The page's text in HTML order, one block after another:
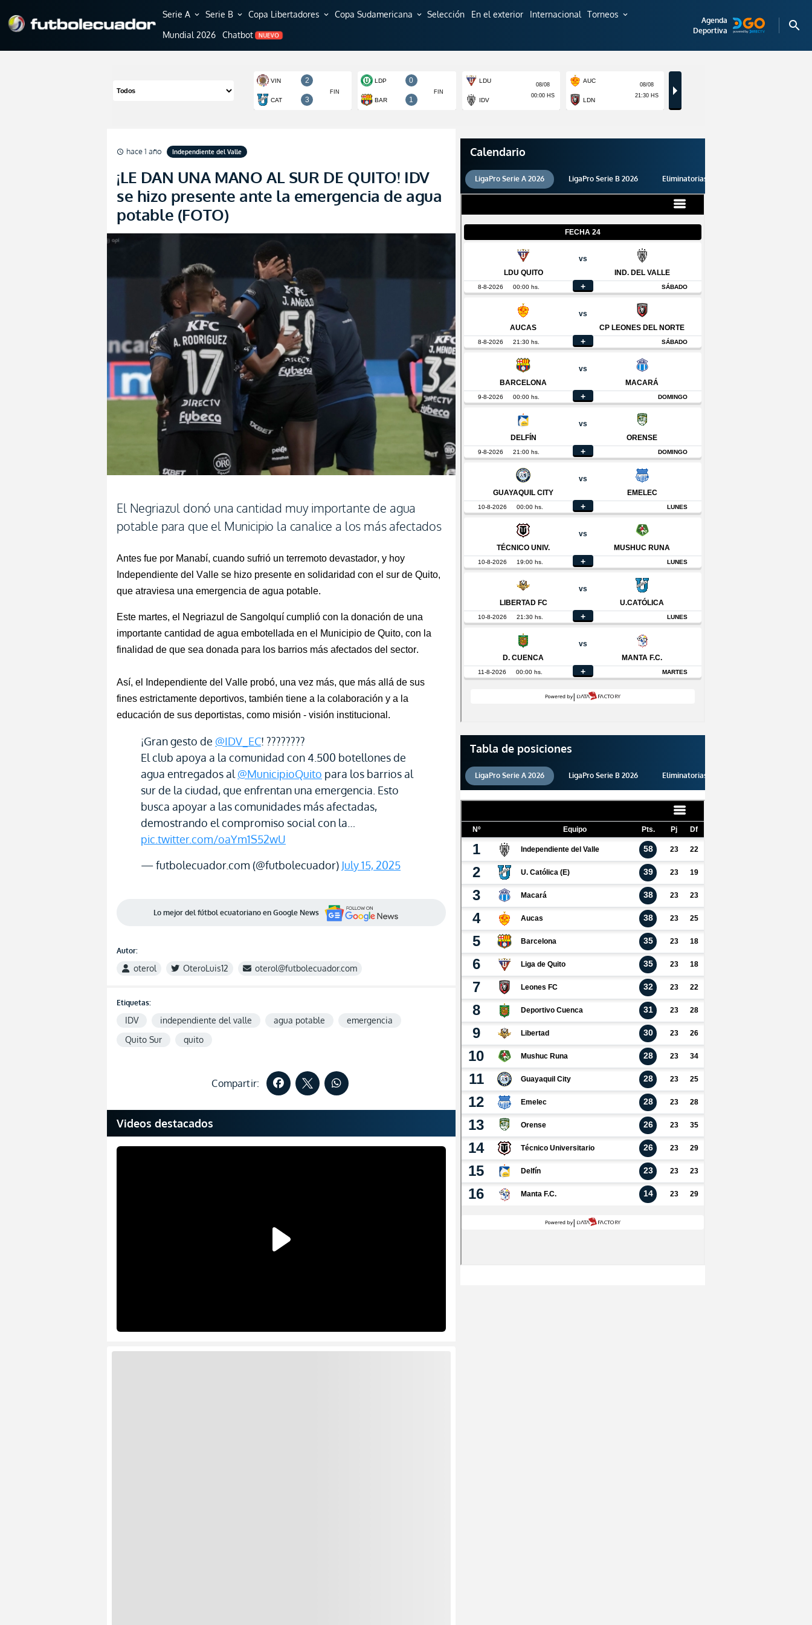
Serie A expand_more Serie B expand_more Copa Libertadores expand_more Copa Sudamericana expand_more Selección En el exterior Internacional Torneos expand_more
Mundial 2026 Chatbot NUEVO
Agenda
Deportiva
search
schedule hace 1 año Independiente del Valle
¡LE DAN UNA MANO AL SUR DE QUITO! IDV
se hizo presente ante la emergencia de agua
potable (FOTO)
El Negriazul donó una cantidad muy importante de agua
potable para que el Municipio la canalice a los más afectados
Antes fue por Manabí, cuando sufrió un terremoto devastador, y hoy
Independiente del Valle se hizo presente en solidaridad con el sur de Quito,
que atraviesa una emergencia de agua potable.
Este martes, el Negriazul de Sangolquí cumplió con la donación de una
importante cantidad de agua embotellada en el Municipio de Quito, con la
finalidad de que sea donada para los barrios más afectados del sector.
Así, el Independiente del Valle probó, una vez más, que más allá de sus
fines estrictamente deportivos, también tiene a la colaboración y a la
educación de sus deportistas, como misión - visión institucional.
¡Gran gesto de @IDV_EC! ????????
El club apoya a la comunidad con 4.500 botellones de
agua entregados al @MunicipioQuito para los barrios al
sur de la ciudad, que enfrentan una emergencia. Esto
busca apoyar a las comunidades más afectadas,
demostrando el compromiso social con la…
pic.twitter.com/oaYm1S52wU
— futbolecuador.com (@futbolecuador) July 15, 2025
Lo mejor del fútbol ecuatoriano en Google News
Autor:
oterol OteroLuis12 oterol@futbolecuador.com
Etiquetas:
IDV independiente del valle agua potable
emergencia
Quito Sur
quito
Compartir:
Videos destacados
Calendario
LigaPro Serie A 2026 LigaPro Serie B 2026 Eliminatorias 2026
Tabla de posiciones
LigaPro Serie A 2026 LigaPro Serie B 2026 Eliminatorias 2026